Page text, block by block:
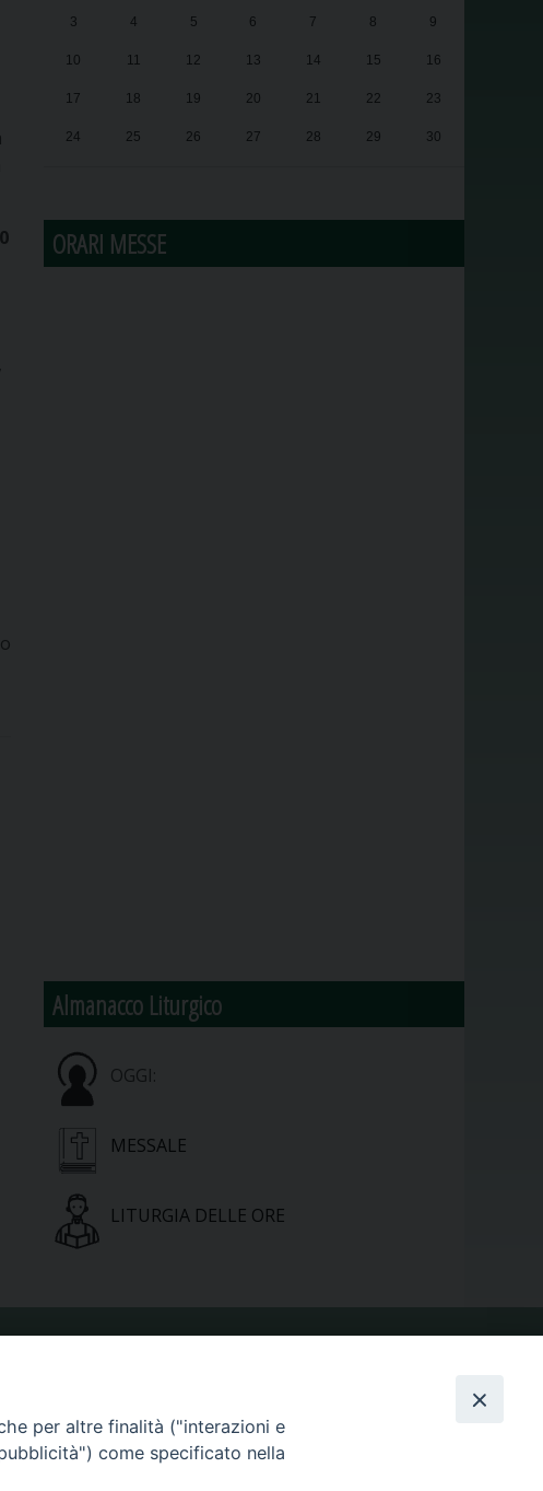
3 4 5 6 7 8 9
10 11 12 13 14 15 16
17 18 19 20 21 22 23
24 25 26 27 28 29 30
ORARI MESSE
Almanacco Liturgico
OGGI:
MESSALE
LITURGIA DELLE ORE
PHOTOGALLERY
per altre finalità ("interazioni e
come specificato nella